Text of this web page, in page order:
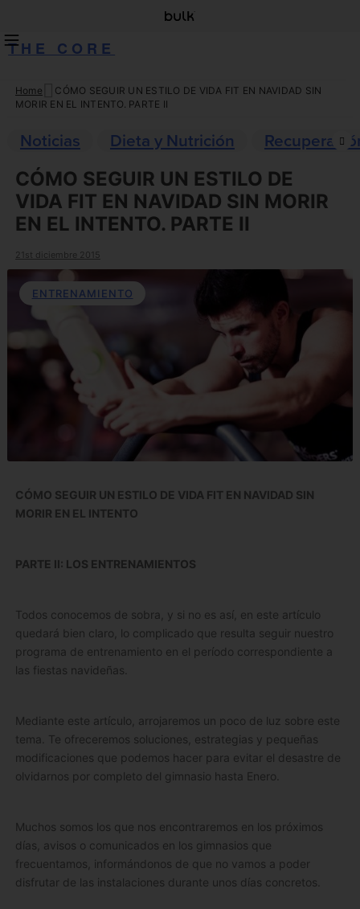
THE CORE
Skip
content
Home
CÓMO SEGUIR UN ESTILO DE VIDA FIT EN NAVIDAD SIN
MORIR EN EL INTENTO. PARTE II
Noticias Dieta y Nutrición
CÓMO SEGUIR UN ESTILO DE
VIDA FIT EN NAVIDAD SIN MORIR
EN EL INTENTO. PARTE II
21st diciembre 2015
ENTRENAMIENTO
CÓMO SEGUIR UN ESTILO DE VIDA FIT EN NAVIDAD SIN
MORIR EN EL INTENTO
PARTE II: LOS ENTRENAMIENTOS
Todos conocemos de sobra, y si no es así, en este artículo
quedará bien claro, lo complicado que resulta seguir nuestro
programa de entrenamiento en el período correspondiente a
las fiestas navideñas.
Mediante este artículo, arrojaremos un poco de luz sobre este
tema. Te ofreceremos soluciones, estrategias y pequeñas
modificaciones que podemos hacer para evitar el desastre de
olvidarnos por completo del gimnasio hasta Enero.
Muchos somos los que nos encontraremos en los próximos
días, avisos o comunicados en los gimnasios que
frecuentamos, informándonos de que no vamos a poder
disfrutar de las instalaciones durante unos días concretos.